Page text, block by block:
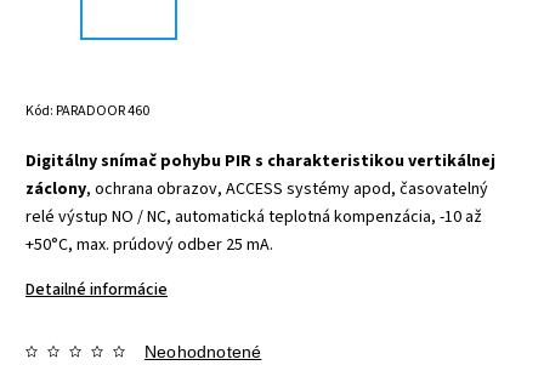
Kód:PARADOOR 460
Digitálny snímač pohybu PIR s charakteristikou vertikálnej
záclony, ochrana obrazov, ACCESS systémy apod, časovatelný
relé výstup NO / NC, automatická teplotná kompenzácia, -10 až
+50°C, max. prúdový odber 25 mA.
Detailné informácie
Neohodnotené